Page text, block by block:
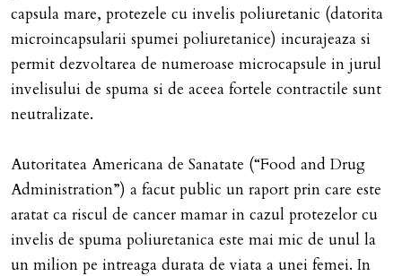
capsula mare, protezele cu invelis poliuretanic (datorita
microincapsularii spumei poliuretanice) incurajeaza si
permit dezvoltarea de numeroase microcapsule in jurul
invelisului de spuma si de aceea fortele contractile sunt
neutralizate.
Autoritatea Americana de Sanatate (“Food and Drug
Administration”) a facut public un raport prin care este
aratat ca riscul de cancer mamar in cazul protezelor cu
invelis de spuma poliuretanica este mai mic de unul la
un milion pe intreaga durata de viata a unei femei. In